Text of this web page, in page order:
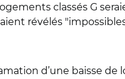
classés G
révélés
d’une baisse de